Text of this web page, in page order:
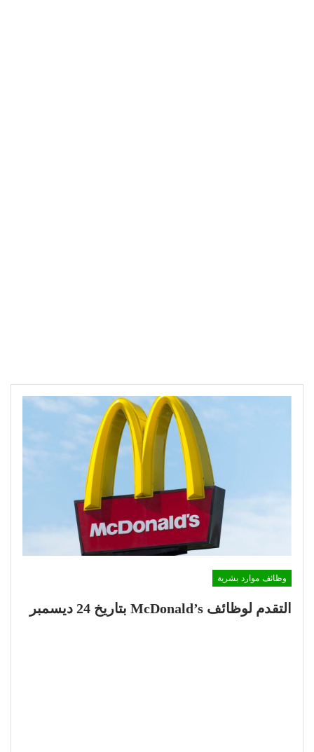
وظائف موارد بشرية
التقدم لوظائف McDonald’s بتاريخ 24 ديسمبر